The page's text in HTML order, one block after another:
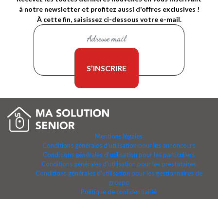
à notre newsletter et profitez aussi d'offres exclusives !
À cette fin, saisissez ci-dessous votre e-mail.
Mentions légales
Conditions générales d'utilisation pour les annonceurs
Conditions générales d'utilisation pour les particuliers
Conditions générales d'utilisation pour les prestataires
Conditions générales d'utilisation pour les gestionnaires de
groupe
Politique de confidentialité